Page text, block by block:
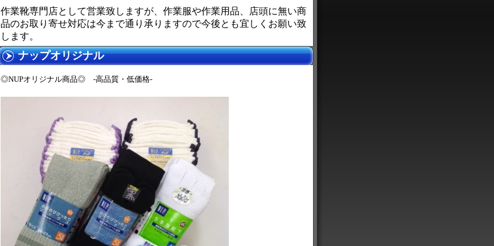
作業靴専門店として営業致しますが、作業服や作業用品、店頭に無い商
品のお取り寄せ対応は今まで通り承りますので今後とも宜しくお願い致
します。
ナップオリジナル
◎NUPオリジナル商品◎ -高品質・低価格-